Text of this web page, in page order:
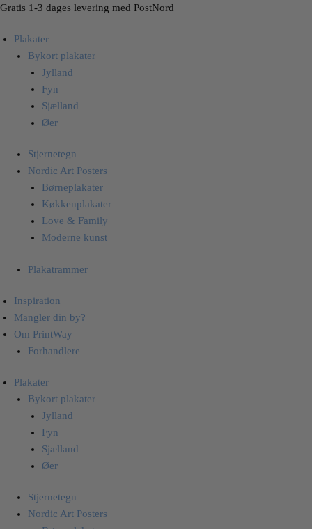
Skip
navigation
Skip
content
Gratis 1-3 dages levering med PostNord
Plakater
Bykort plakater
Jylland
Fyn
Sjælland
Øer
Stjernetegn
Nordic Art Posters
Børneplakater
Køkkenplakater
Love & Family
Moderne kunst
Plakatrammer
Inspiration
Mangler din by?
Om PrintWay
Forhandlere
Plakater
Bykort plakater
Jylland
Fyn
Sjælland
Øer
Stjernetegn
Nordic Art Posters